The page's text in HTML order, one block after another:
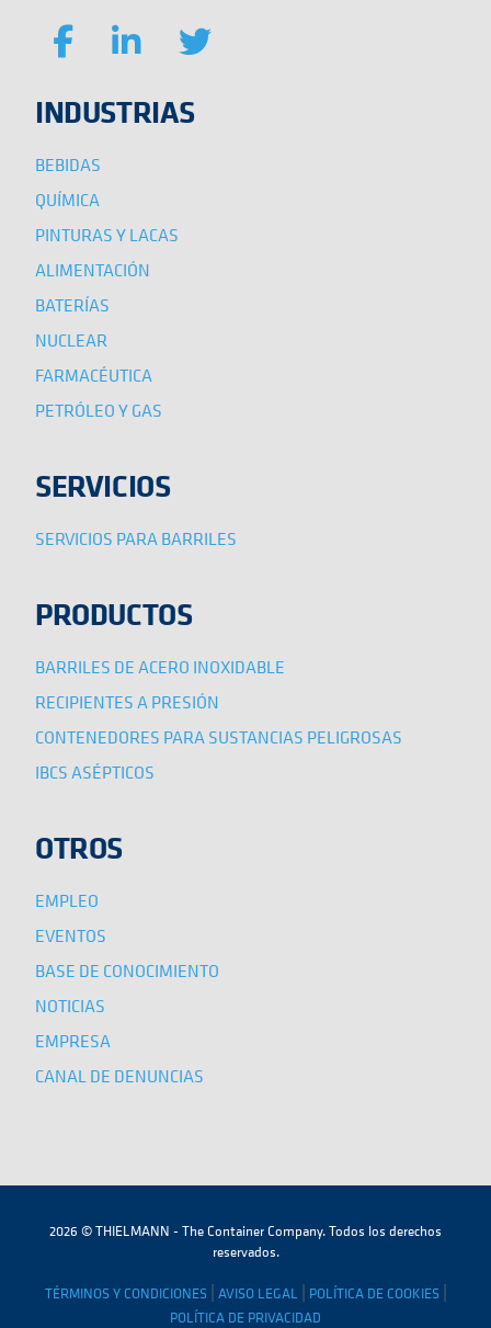
INDUSTRIAS
BEBIDAS
QUÍMICA
PINTURAS Y LACAS
ALIMENTACIÓN
BATERÍAS
NUCLEAR
FARMACÉUTICA
PETRÓLEO Y GAS
SERVICIOS
SERVICIOS PARA BARRILES
PRODUCTOS
BARRILES DE ACERO INOXIDABLE
RECIPIENTES A PRESIÓN
CONTENEDORES PARA SUSTANCIAS PELIGROSAS
IBCS ASÉPTICOS
OTROS
EMPLEO
EVENTOS
BASE DE CONOCIMIENTO
NOTICIAS
EMPRESA
CANAL DE DENUNCIAS
2026 © THIELMANN - The Container Company. Todos los derechos
reservados.
TÉRMINOS Y CONDICIONES | AVISO LEGAL | POLÍTICA DE COOKIES |
POLÍTICA DE PRIVACIDAD